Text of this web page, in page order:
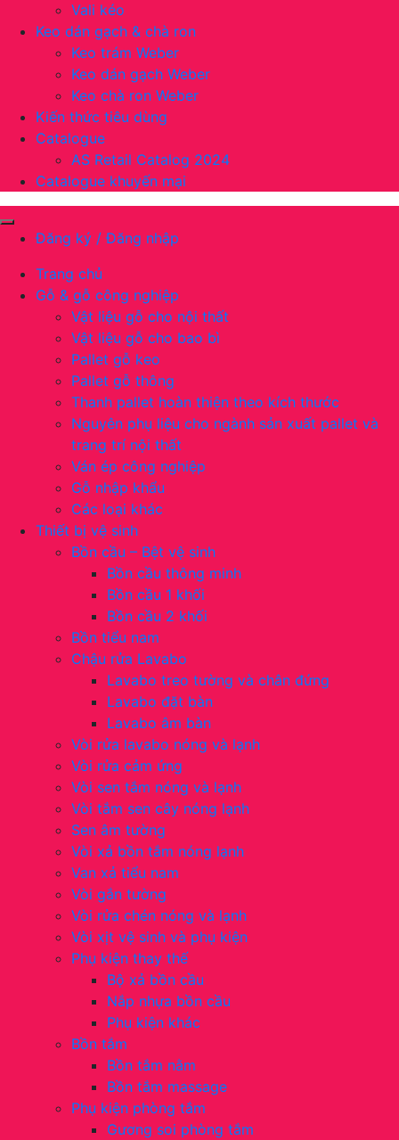
Vali kéo
Keo dán gạch & chà ron
Keo trám Weber
Keo dán gạch Weber
Keo chà ron Weber
Kiến thức tiêu dùng
Catalogue
AS Retail Catalog 2024
Catalogue khuyến mại
Đăng ký / Đăng nhập
Trang chủ
Gỗ & gỗ công nghiệp
Vật liệu gỗ cho nội thất
Vật liệu gỗ cho bao bì
Pallet gỗ keo
Pallet gỗ thông
Thanh pallet hoàn thiện theo kích thước
Nguyên phụ liệu cho ngành sản xuất pallet và
trang trí nội thất
Ván ép công nghiệp
Gỗ nhập khẩu
Các loại khác
Thiết bị vệ sinh
Bồn cầu – Bệt vệ sinh
Bồn cầu thông minh
Bồn cầu 1 khối
Bồn cầu 2 khối
Bồn tiểu nam
Chậu rửa Lavabo
Lavabo treo tường và chân đứng
Lavabo đặt bàn
Lavabo âm bàn
Vòi rửa lavabo nóng và lạnh
Vòi rửa cảm ứng
Vòi sen tắm nóng và lạnh
Vòi tắm sen cây nóng lạnh
Sen âm tường
Vòi xả bồn tắm nóng lạnh
Van xả tiểu nam
Vòi gắn tường
Vòi rửa chén nóng và lạnh
Vòi xịt vệ sinh và phụ kiện
Phụ kiện thay thế
Bộ xả bồn cầu
Nắp nhựa bồn cầu
Phụ kiện khác
Bồn tắm
Bồn tắm nằm
Bồn tắm massage
Phụ kiện phòng tắm
Gương soi phòng tắm